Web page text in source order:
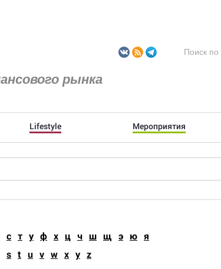
рынка
Lifestyle Мероприятия
с т у ф х ц ч ш щ э ю я
s t u v w x y z